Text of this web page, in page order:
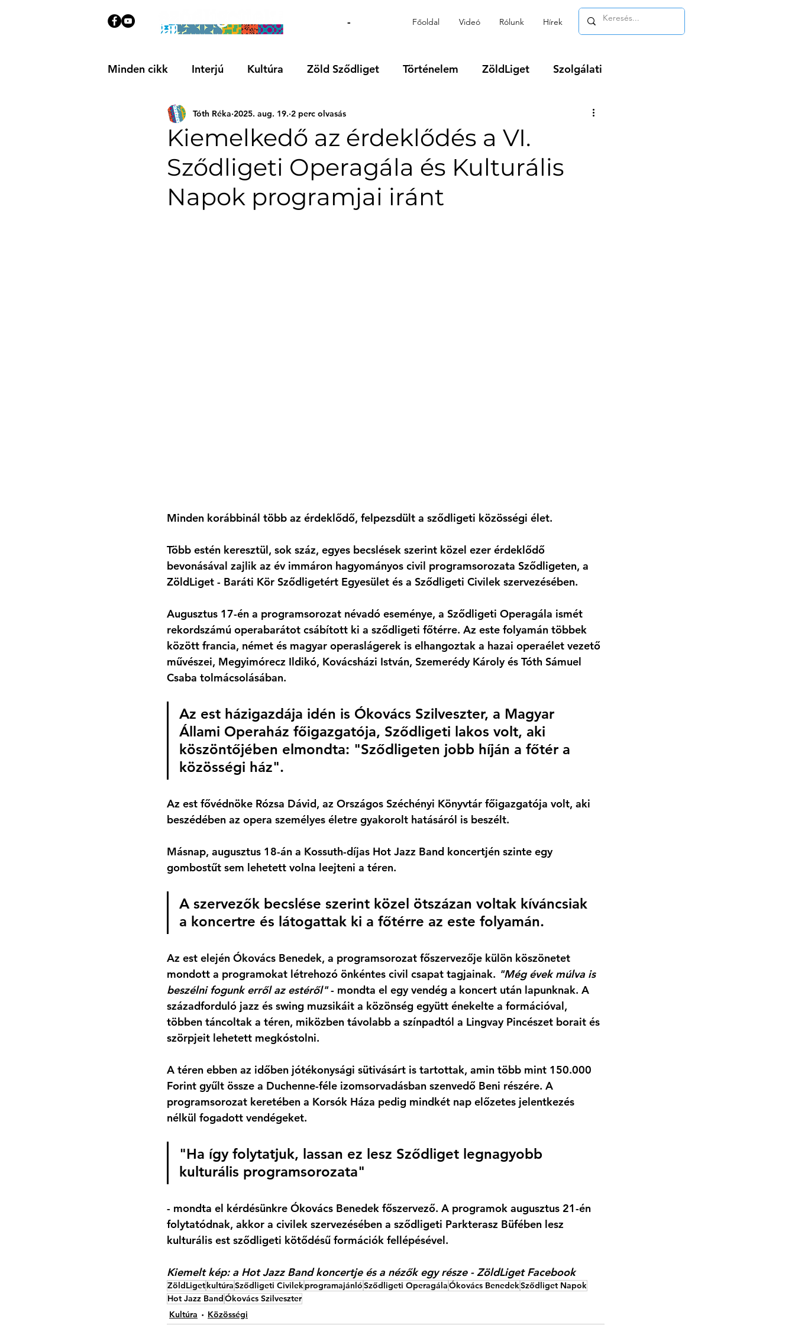
- Főoldal Videó Rólunk Hírek
Minden cikk Interjú Kultúra Zöld Sződliget Történelem ZöldLiget Szolgálati
Közösségi Ajánló Videó Régió
Kiemelkedő az érdeklődés a VI.
Sződligeti Operagála és Kulturális
Napok programjai iránt
Tóth Réka 2025. aug. 19. 2 perc olvasás
Minden korábbinál több az érdeklődő, felpezsdült a sződligeti közösségi élet.
Több estén keresztül, sok száz, egyes becslések szerint közel ezer érdeklődő
bevonásával zajlik az év immáron hagyományos civil programsorozata Sződligeten, a
ZöldLiget - Baráti Kör Sződligetért Egyesület és a Sződligeti Civilek szervezésében.
Augusztus 17-én a programsorozat névadó eseménye, a Sződligeti Operagála ismét
rekordszámú operabarátot csábított ki a sződligeti főtérre. Az este folyamán többek
között francia, német és magyar operaslágerek is elhangoztak a hazai operaélet vezető
művészei, Megyimórecz Ildikó, Kovácsházi István, Szemerédy Károly és Tóth Sámuel
Csaba tolmácsolásában.
Az est házigazdája idén is Ókovács Szilveszter, a Magyar
Állami Operaház főigazgatója, Sződligeti lakos volt, aki
köszöntőjében elmondta: "Sződligeten jobb híján a főtér a
közösségi ház".
Az est fővédnöke Rózsa Dávid, az Országos Széchényi Könyvtár főigazgatója volt, aki
beszédében az opera személyes életre gyakorolt hatásáról is beszélt.
Másnap, augusztus 18-án a Kossuth-díjas Hot Jazz Band koncertjén szinte egy
gombostűt sem lehetett volna leejteni a téren.
A szervezők becslése szerint közel ötszázan voltak kíváncsiak
a koncertre és látogattak ki a főtérre az este folyamán.
Az est elején Ókovács Benedek, a programsorozat főszervezője külön köszönetet
mondott a programokat létrehozó önkéntes civil csapat tagjainak. "Még évek múlva is
beszélni fogunk erről az estéről" - mondta el egy vendég a koncert után lapunknak. A
századforduló jazz és swing muzsikáit a közönség együtt énekelte a formációval,
többen táncoltak a téren, miközben távolabb a színpadtól a Lingvay Pincészet borait és
szörpjeit lehetett megkóstolni.
A téren ebben az időben jótékonysági sütivásárt is tartottak, amin több mint 150.000
Forint gyűlt össze a Duchenne-féle izomsorvadásban szenvedő Beni részére. A
programsorozat keretében a Korsók Háza pedig mindkét nap előzetes jelentkezés
nélkül fogadott vendégeket.
"Ha így folytatjuk, lassan ez lesz Sződliget legnagyobb
kulturális programsorozata"
- mondta el kérdésünkre Ókovács Benedek főszervező. A programok augusztus 21-én
folytatódnak, akkor a civilek szervezésében a sződligeti Parkterasz Büfében lesz
kulturális est sződligeti kötődésű formációk fellépésével.
Kiemelt kép: a Hot Jazz Band koncertje és a nézők egy része - ZöldLiget Facebook
ZöldLigetkultúraSződligeti Civilek programajánlóSződligeti OperagálaÓkovács BenedekSződliget Napok
Hot Jazz BandÓkovács Szilveszter
Kultúra
Közösségi